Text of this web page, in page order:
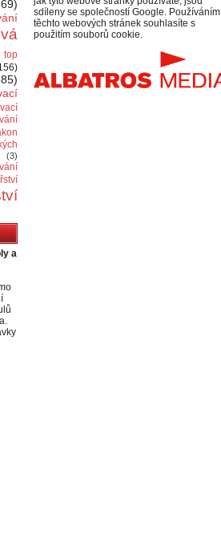
top
(3)
a
sdíleny se společností Google. Používáním
těchto webových stránek souhlasíte s
použitím souborů cookie.